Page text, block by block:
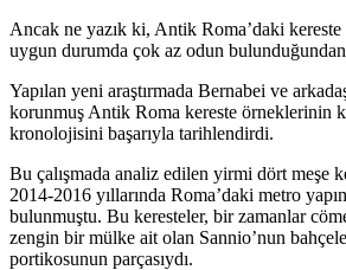
Ancak ne yazık ki, Antik Roma’daki
uygun durumda çok az odun
Yapılan yeni araştırmada Bernabei ve
korunmuş Antik Roma kereste örneklerinin
kronolojisini başarıyla tarihlendirdi.
Bu çalışmada analiz edilen yirmi dört meşe
2014-2016 yıllarında Roma’daki metro
bulunmuştu. Bu keresteler, bir zamanlar
zengin bir mülke ait olan Sannio’nun
portikosunun parçasıydı.